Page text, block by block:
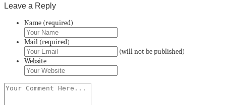
Leave a Reply
Name (required)
Mail (required)
(will not be published)
Website